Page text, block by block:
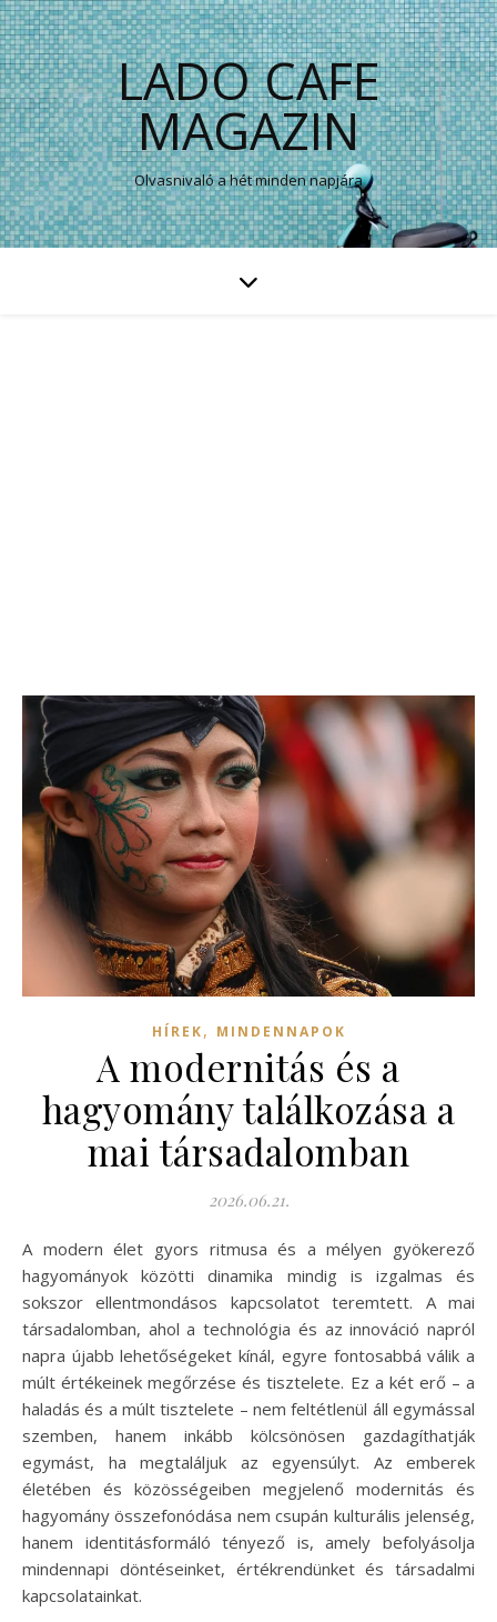
LADO CAFE
MAGAZIN
Olvasnivaló a hét minden napjára
HÍREK, MINDENNAPOK
A modernitás és a
hagyomány találkozása a
mai társadalomban
2026.06.21.
A modern élet gyors ritmusa és a mélyen gyökerező
hagyományok közötti dinamika mindig is izgalmas és
sokszor ellentmondásos kapcsolatot teremtett. A mai
társadalomban, ahol a technológia és az innováció napról
napra újabb lehetőségeket kínál, egyre fontosabbá válik a
múlt értékeinek megőrzése és tisztelete. Ez a két erő – a
haladás és a múlt tisztelete – nem feltétlenül áll egymással
szemben, hanem inkább kölcsönösen gazdagíthatják
egymást, ha megtaláljuk az egyensúlyt. Az emberek
életében és közösségeiben megjelenő modernitás és
hagyomány összefonódása nem csupán kulturális jelenség,
hanem identitásformáló tényező is, amely befolyásolja
mindennapi döntéseinket, értékrendünket és társadalmi
kapcsolatainkat.